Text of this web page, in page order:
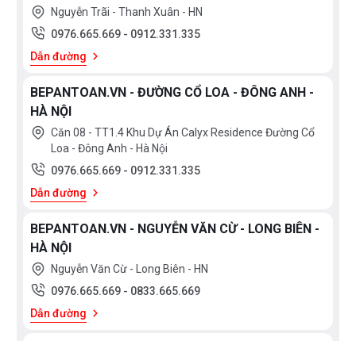
Nguyễn Trãi - Thanh Xuân - HN
0976.665.669 - 0912.331.335
Dẫn đường
BEPANTOAN.VN - ĐƯỜNG CỔ LOA - ĐÔNG ANH -
HÀ NỘI
Căn 08 - TT1.4 Khu Dự Án Calyx Residence Đường Cổ
Loa - Đông Anh - Hà Nội
0976.665.669 - 0912.331.335
Dẫn đường
BEPANTOAN.VN - NGUYỄN VĂN CỪ - LONG BIÊN -
HÀ NỘI
Nguyễn Văn Cừ - Long Biên - HN
0976.665.669 - 0833.665.669
Dẫn đường